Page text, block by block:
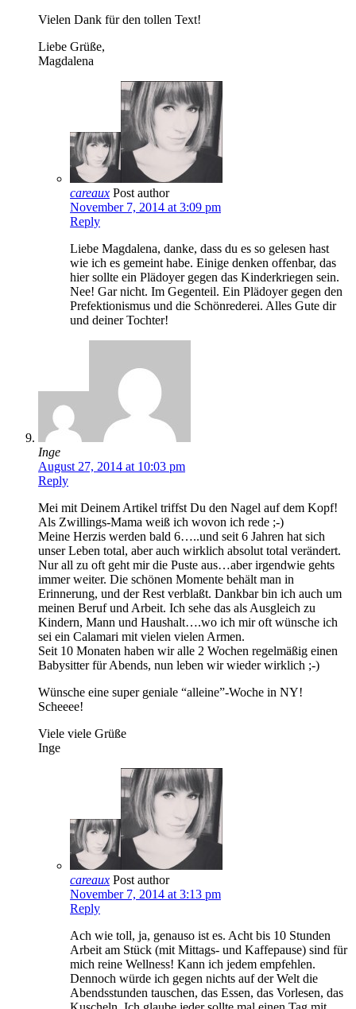
Vielen Dank für den tollen Text!
Liebe Grüße,
Magdalena
careaux Post author
November 7, 2014 at 3:09 pm
Reply
Liebe Magdalena, danke, dass du es so gelesen hast
wie ich es gemeint habe. Einige denken offenbar, das
hier sollte ein Plädoyer gegen das Kinderkriegen sein.
Nee! Gar nicht. Im Gegenteil. Ein Plädoyer gegen den
Prefektionismus und die Schönrederei. Alles Gute dir
und deiner Tochter!
Inge
August 27, 2014 at 10:03 pm
Reply
Mei mit Deinem Artikel triffst Du den Nagel auf dem Kopf!
Als Zwillings-Mama weiß ich wovon ich rede ;-)
Meine Herzis werden bald 6…..und seit 6 Jahren hat sich
unser Leben total, aber auch wirklich absolut total verändert.
Nur all zu oft geht mir die Puste aus…aber irgendwie gehts
immer weiter. Die schönen Momente behält man in
Erinnerung, und der Rest verblaßt. Dankbar bin ich auch um
meinen Beruf und Arbeit. Ich sehe das als Ausgleich zu
Kindern, Mann und Haushalt….wo ich mir oft wünsche ich
sei ein Calamari mit vielen vielen Armen.
Seit 10 Monaten haben wir alle 2 Wochen regelmäßig einen
Babysitter für Abends, nun leben wir wieder wirklich ;-)
Wünsche eine super geniale “alleine”-Woche in NY!
Scheeee!
Viele viele Grüße
Inge
careaux Post author
November 7, 2014 at 3:13 pm
Reply
Ach wie toll, ja, genauso ist es. Acht bis 10 Stunden
Arbeit am Stück (mit Mittags- und Kaffepause) sind für
mich reine Wellness! Kann ich jedem empfehlen.
Dennoch würde ich gegen nichts auf der Welt die
Abendsstunden tauschen, das Essen, das Vorlesen, das